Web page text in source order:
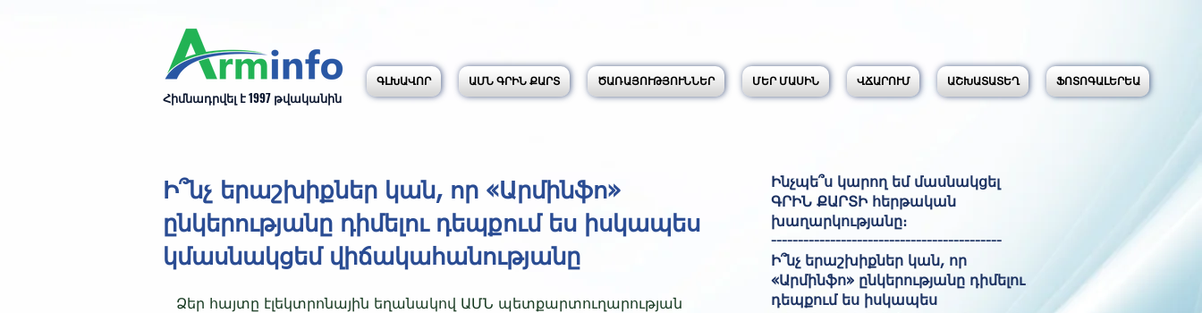
Հիմնադրվել է 1997 թվականին
ԳԼԽԱՎՈՐ ԱՄՆ ԳՐԻՆ ՔԱՐՏ ԾԱՌԱՅՈՒԹՅՈՒՆՆԵՐ ՄԵՐ ՄԱՍԻՆ ՎՃԱՐՈՒՄ ԱՇԽԱՏԱՏԵՂ ՖՈՏՈԳԱԼԵՐԵԱ
Ի՞նչ երաշխիքներ կան, որ «Արմինֆո»
ընկերությանը դիմելու դեպքում ես իսկապես
կմասնակցեմ վիճակահանությանը
Ձեր հայտը էլեկտրոնային եղանակով ԱՄՆ պետքարտուղարության
Ինչպե՞ս կարող եմ մասնակցել
ԳՐԻՆ ՔԱՐՏԻ հերթական
խաղարկությանը։
-------------------------------------------
Ի՞նչ երաշխիքներ կան, որ
«Արմինֆո» ընկերությանը դիմելու
դեպքում ես իսկապես